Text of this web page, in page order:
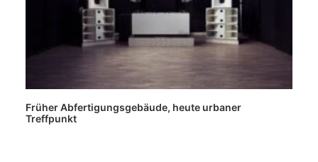
Früher Abfertigungsgebäude, heute urbaner
Treffpunkt